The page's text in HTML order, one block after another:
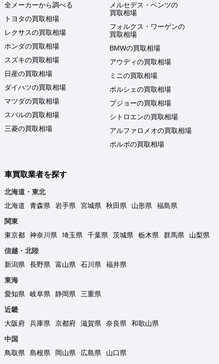
全メーカーから調べる
トヨタの買取相場
レクサスの買取相場
ホンダの買取相場
スズキの買取相場
日産の買取相場
ダイハツの買取相場
マツダの買取相場
スバルの買取相場
三菱の買取相場
メルセデス・ベンツの
買取相場
フォルクス・ワーゲンの
買取相場
BMWの買取相場
アウディの買取相場
ミニの買取相場
ポルシェの買取相場
プジョーの買取相場
シトロエンの買取相場
アルファロメオの買取相場
ボルボの買取相場
車買取業者を探す
北海道・東北
北海道
青森県 岩手県 宮城県 秋田県 山形県
福島県
関東
東京都
神奈川県 埼玉県 千葉県 茨城県 栃木県 群馬県
山梨県
信越・北陸
新潟県
長野県 富山県 石川県
福井県
東海
愛知県
岐阜県 静岡県
三重県
近畿
大阪府
兵庫県 京都府 滋賀県 奈良県
和歌山県
中国
鳥取県
島根県 岡山県 広島県
山口県